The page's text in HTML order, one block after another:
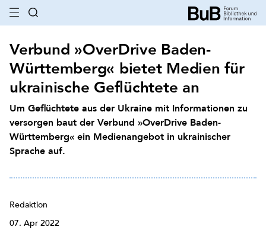
Verbund »OverDrive Baden-
Württemberg« bietet Medien für
ukrainische Geflüchtete an
Um Geflüchtete aus der Ukraine mit Informationen zu
versorgen baut der Verbund »OverDrive Baden-
Württemberg« ein Medienangebot in ukrainischer
Sprache auf.
Redaktion
07. Apr 2022